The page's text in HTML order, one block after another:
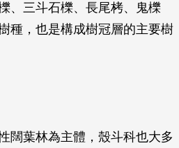
、三斗石櫟、長尾栲、鬼櫟
種，也是構成樹冠層的主要樹
闊葉林為主體，殼斗科也大多